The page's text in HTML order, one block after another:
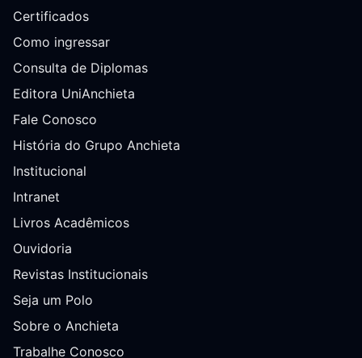
Certificados
Como ingressar
Consulta de Diplomas
Editora UniAnchieta
Fale Conosco
História do Grupo Anchieta
Institucional
Intranet
Livros Acadêmicos
Ouvidoria
Revistas Institucionais
Seja um Polo
Sobre o Anchieta
Trabalhe Conosco